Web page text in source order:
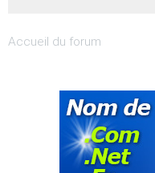
Accueil du forum